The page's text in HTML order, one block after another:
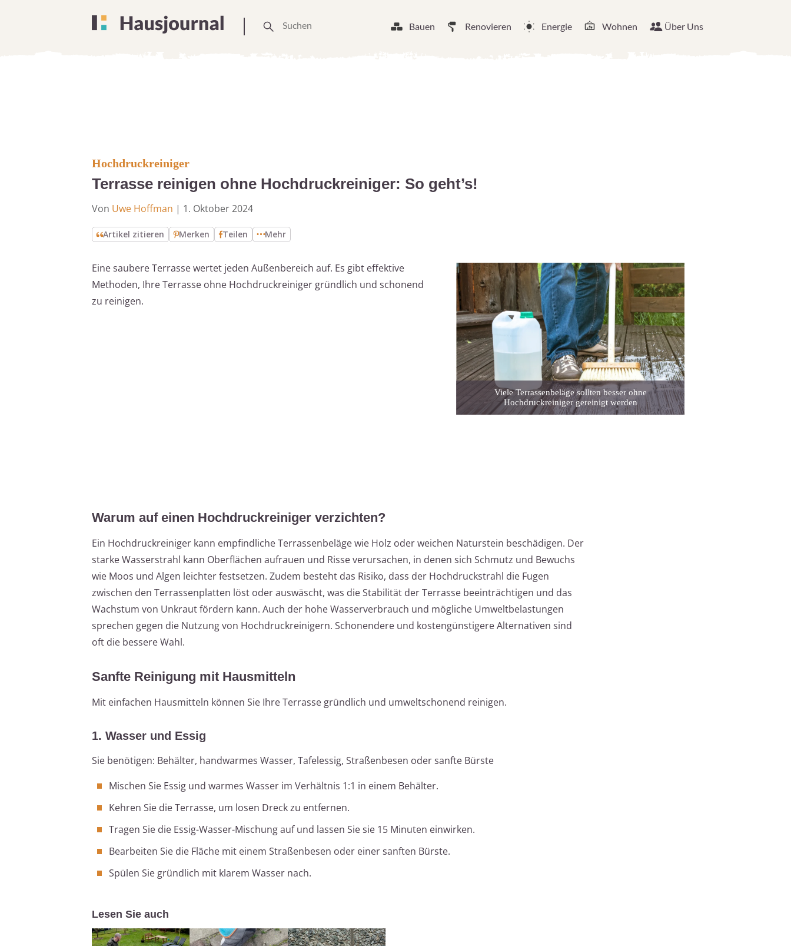
Bauen Renovieren Energie Wohnen Über Uns
Hochdruckreiniger
Terrasse reinigen ohne Hochdruckreiniger: So geht’s!
Von Uwe Hoffman | 1. Oktober 2024
Artikel zitieren Merken Teilen Mehr
Eine saubere Terrasse wertet jeden Außenbereich auf. Es gibt effektive
Methoden, Ihre Terrasse ohne Hochdruckreiniger gründlich und schonend
zu reinigen.
Viele Terrassenbeläge sollten besser ohne
Hochdruckreiniger gereinigt werden
Warum auf einen Hochdruckreiniger verzichten?
Ein Hochdruckreiniger kann empfindliche Terrassenbeläge wie Holz oder weichen Naturstein beschädigen. Der
starke Wasserstrahl kann Oberflächen aufrauen und Risse verursachen, in denen sich Schmutz und Bewuchs
wie Moos und Algen leichter festsetzen. Zudem besteht das Risiko, dass der Hochdruckstrahl die Fugen
zwischen den Terrassenplatten löst oder auswäscht, was die Stabilität der Terrasse beeinträchtigen und das
Wachstum von Unkraut fördern kann. Auch der hohe Wasserverbrauch und mögliche Umweltbelastungen
sprechen gegen die Nutzung von Hochdruckreinigern. Schonendere und kostengünstigere Alternativen sind
oft die bessere Wahl.
Sanfte Reinigung mit Hausmitteln
Mit einfachen Hausmitteln können Sie Ihre Terrasse gründlich und umweltschonend reinigen.
1. Wasser und Essig
Sie benötigen: Behälter, handwarmes Wasser, Tafelessig, Straßenbesen oder sanfte Bürste
Mischen Sie Essig und warmes Wasser im Verhältnis 1:1 in einem Behälter.
Kehren Sie die Terrasse, um losen Dreck zu entfernen.
Tragen Sie die Essig-Wasser-Mischung auf und lassen Sie sie 15 Minuten einwirken.
Bearbeiten Sie die Fläche mit einem Straßenbesen oder einer sanften Bürste.
Spülen Sie gründlich mit klarem Wasser nach.
Lesen Sie auch